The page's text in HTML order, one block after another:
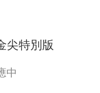
尖特別版
中